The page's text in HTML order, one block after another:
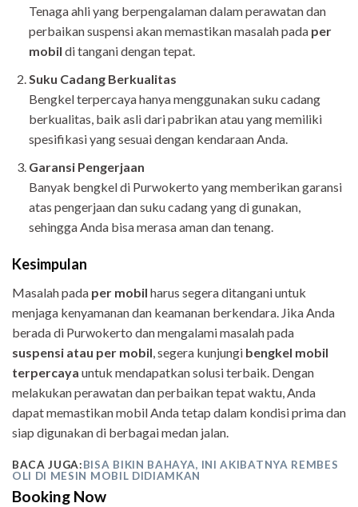
Tenaga ahli yang berpengalaman dalam perawatan dan
perbaikan suspensi akan memastikan masalah pada per
mobil di tangani dengan tepat.
Suku Cadang Berkualitas
Bengkel terpercaya hanya menggunakan suku cadang
berkualitas, baik asli dari pabrikan atau yang memiliki
spesifikasi yang sesuai dengan kendaraan Anda.
Garansi Pengerjaan
Banyak bengkel di Purwokerto yang memberikan garansi
atas pengerjaan dan suku cadang yang di gunakan,
sehingga Anda bisa merasa aman dan tenang.
Kesimpulan
Masalah pada per mobil harus segera ditangani untuk
menjaga kenyamanan dan keamanan berkendara. Jika Anda
berada di Purwokerto dan mengalami masalah pada
suspensi atau per mobil, segera kunjungi bengkel mobil
terpercaya untuk mendapatkan solusi terbaik. Dengan
melakukan perawatan dan perbaikan tepat waktu, Anda
dapat memastikan mobil Anda tetap dalam kondisi prima dan
siap digunakan di berbagai medan jalan.
BACA JUGA:BISA BIKIN BAHAYA, INI AKIBATNYA REMBES
OLI DI MESIN MOBIL DIDIAMKAN
Booking Now